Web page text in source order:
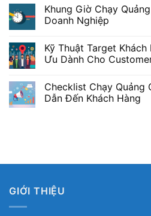
Khung Giờ Chạy
Doanh Nghiệp
Kỹ Thuật Target
Ưu Dành Cho
Checklist Chạy Quảng
Dẫn Đến Khách Hàng
GIỚI THIỆU